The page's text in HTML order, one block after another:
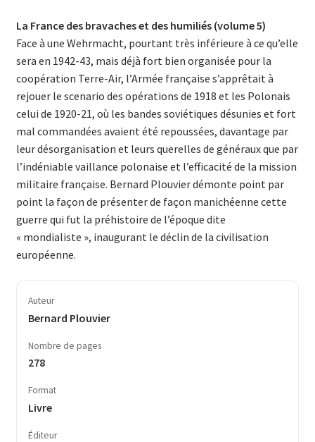
La France des bravaches et des humiliés (volume 5)
Face à une Wehrmacht, pourtant très inférieure à ce qu’elle
sera en 1942-43, mais déjà fort bien organisée pour la
coopération Terre-Air, l’Armée française s’apprêtait à
rejouer le scenario des opérations de 1918 et les Polonais
celui de 1920-21, où les bandes soviétiques désunies et fort
mal commandées avaient été repoussées, davantage par
leur désorganisation et leurs querelles de généraux que par
l’indéniable vaillance polonaise et l’efficacité de la mission
militaire française. Bernard Plouvier démonte point par
point la façon de présenter de façon manichéenne cette
guerre qui fut la préhistoire de l’époque dite
« mondialiste », inaugurant le déclin de la civilisation
européenne.
Auteur
Bernard Plouvier
Nombre de pages
278
Format
Livre
Éditeur